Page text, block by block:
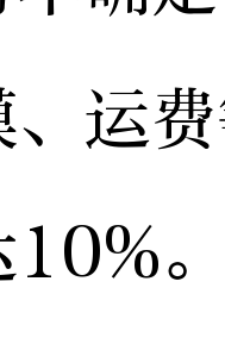
运
10%